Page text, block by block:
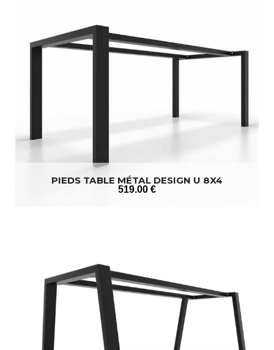
PIEDS TABLE MÉTAL DESIGN U 8X4
519.00 €